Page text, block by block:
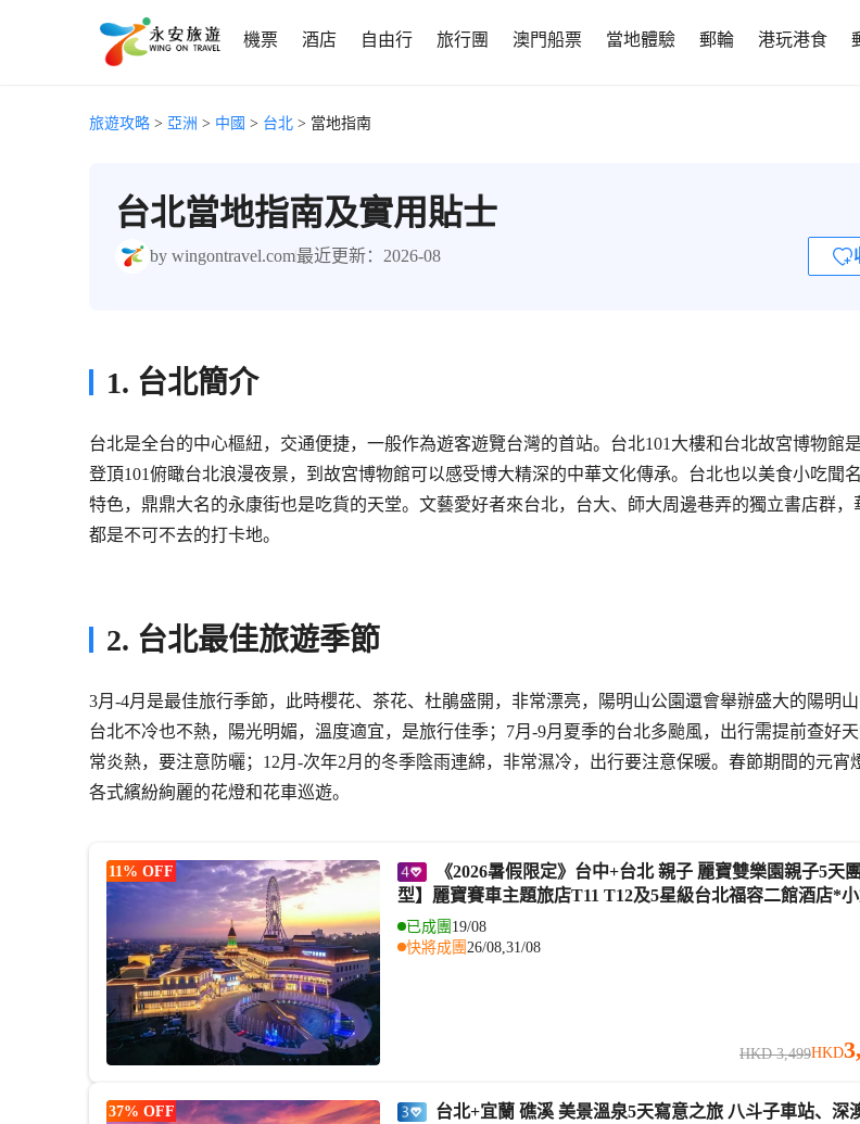
機票 酒店 自由行 旅行團 澳門船票 當地體驗 郵輪 港玩港食
旅遊攻略 > 亞洲 > 中國 > 台北 > 當地指南
台北當地指南及實用貼士
by wingontravel.com最近更新：2026-08
1. 台北簡介
台北是全台的中心樞紐，交通便捷，一般作為遊客遊覽台灣的首站。台北101大樓和台北故宮博物館
登頂101俯瞰台北浪漫夜景，到故宮博物館可以感受博大精深的中華文化傳承。台北也以美食小吃聞
特色，鼎鼎大名的永康街也是吃貨的天堂。文藝愛好者來台北，台大、師大周邊巷弄的獨立書店群
都是不可不去的打卡地。
2. 台北最佳旅遊季節
3月-4月是最佳旅行季節，此時櫻花、茶花、杜鵑盛開，非常漂亮，陽明山公園還會舉辦盛大的陽明
台北不冷也不熱，陽光明媚，溫度適宜，是旅行佳季；7月-9月夏季的台北多颱風，出行需提前查好
常炎熱，要注意防曬；12月-次年2月的冬季陰雨連綿，非常濕冷，出行要注意保暖。春節期間的元宵
各式繽紛絢麗的花燈和花車巡遊。
11% OFF
型】麗寶賽車主題旅店T11 T12及5星級台北福容二館酒店*
已成團 19/08
快將成團26/08,31/08
HKD 3,499HKD
37% OFF